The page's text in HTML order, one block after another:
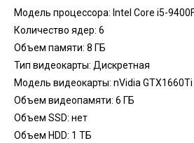
Модель процессора: Intel Core i5-
Количество ядер: 6
Объем памяти: 8 ГБ
Тип видеокарты: Дискретная
Модель видеокарты: nVidia GTX1660Ti
Объем видеопамяти: 6 ГБ
Объем SSD: нет
Объем HDD: 1 TБ